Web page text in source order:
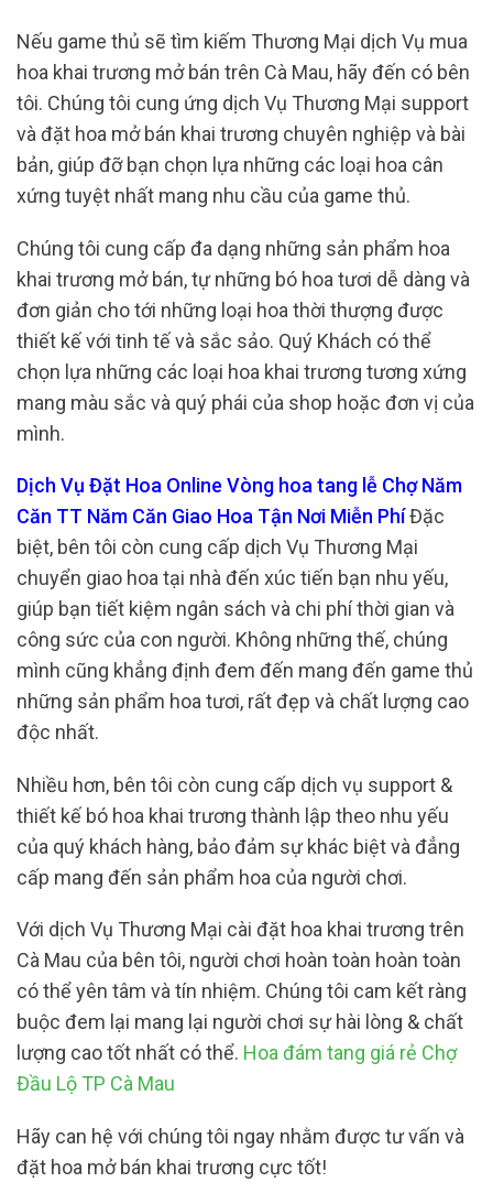
Nếu game thủ sẽ tìm kiếm Thương Mại dịch Vụ mua
hoa khai trương mở bán trên Cà Mau, hãy đến có bên
tôi. Chúng tôi cung ứng dịch Vụ Thương Mại support
và đặt hoa mở bán khai trương chuyên nghiệp và bài
bản, giúp đỡ bạn chọn lựa những các loại hoa cân
xứng tuyệt nhất mang nhu cầu của game thủ.
Chúng tôi cung cấp đa dạng những sản phẩm hoa
khai trương mở bán, tự những bó hoa tươi dễ dàng và
đơn giản cho tới những loại hoa thời thượng được
thiết kế với tinh tế và sắc sảo. Quý Khách có thể
chọn lựa những các loại hoa khai trương tương xứng
mang màu sắc và quý phái của shop hoặc đơn vị của
mình.
Dịch Vụ Đặt Hoa Online Vòng hoa tang lễ Chợ Năm
Căn TT Năm Căn Giao Hoa Tận Nơi Miễn PhíĐặc
biệt, bên tôi còn cung cấp dịch Vụ Thương Mại
chuyển giao hoa tại nhà đến xúc tiến bạn nhu yếu,
giúp bạn tiết kiệm ngân sách và chi phí thời gian và
công sức của con người. Không những thế, chúng
mình cũng khẳng định đem đến mang đến game thủ
những sản phẩm hoa tươi, rất đẹp và chất lượng cao
độc nhất.
Nhiều hơn, bên tôi còn cung cấp dịch vụ support &
thiết kế bó hoa khai trương thành lập theo nhu yếu
của quý khách hàng, bảo đảm sự khác biệt và đẳng
cấp mang đến sản phẩm hoa của người chơi.
Với dịch Vụ Thương Mại cài đặt hoa khai trương trên
Cà Mau của bên tôi, người chơi hoàn toàn hoàn toàn
có thể yên tâm và tín nhiệm. Chúng tôi cam kết ràng
buộc đem lại mang lại người chơi sự hài lòng & chất
lượng cao tốt nhất có thể. Hoa đám tang giá rẻ Chợ
Đầu Lộ TP Cà Mau
Hãy can hệ với chúng tôi ngay nhằm được tư vấn và
đặt hoa mở bán khai trương cực tốt!